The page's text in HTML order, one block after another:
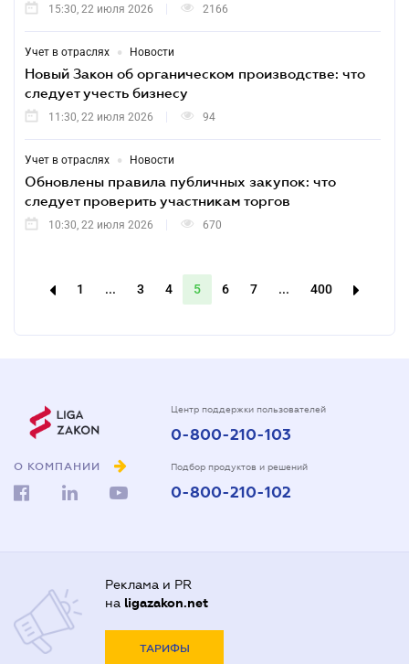
15:30, 22 июля 2026 2166
Учет в отраслях • Новости
Новый Закон об органическом производстве: что
следует учесть бизнесу
11:30, 22 июля 2026 94
Учет в отраслях • Новости
Обновлены правила публичных закупок: что
следует проверить участникам торгов
10:30, 22 июля 2026 670
1 ... 3 4 5 6 7 ... 400
О КОМПАНИИ
Центр поддержки пользователей
0-800-210-103
Подбор продуктов и решений
0-800-210-102
Реклама и PR
на ligazakon.net
ТАРИФЫ